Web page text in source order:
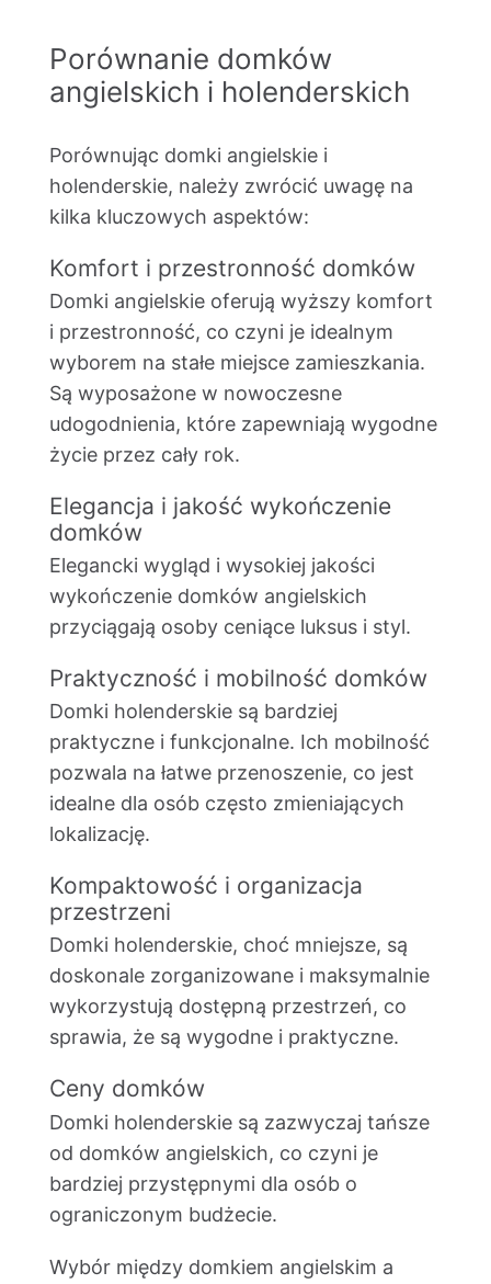
Porównanie domków
angielskich i holenderskich
Porównując domki angielskie i
holenderskie, należy zwrócić uwagę na
kilka kluczowych aspektów:
Komfort i przestronność domków
Domki angielskie oferują wyższy komfort
i przestronność, co czyni je idealnym
wyborem na stałe miejsce zamieszkania.
Są wyposażone w nowoczesne
udogodnienia, które zapewniają wygodne
życie przez cały rok.
Elegancja i jakość wykończenie
domków
Elegancki wygląd i wysokiej jakości
wykończenie domków angielskich
przyciągają osoby ceniące luksus i styl.
Praktyczność i mobilność domków
Domki holenderskie są bardziej
praktyczne i funkcjonalne. Ich mobilność
pozwala na łatwe przenoszenie, co jest
idealne dla osób często zmieniających
lokalizację.
Kompaktowość i organizacja
przestrzeni
Domki holenderskie, choć mniejsze, są
doskonale zorganizowane i maksymalnie
wykorzystują dostępną przestrzeń, co
sprawia, że są wygodne i praktyczne.
Ceny domków
Domki holenderskie są zazwyczaj tańsze
od domków angielskich, co czyni je
bardziej przystępnymi dla osób o
ograniczonym budżecie.
Wybór między domkiem angielskim a